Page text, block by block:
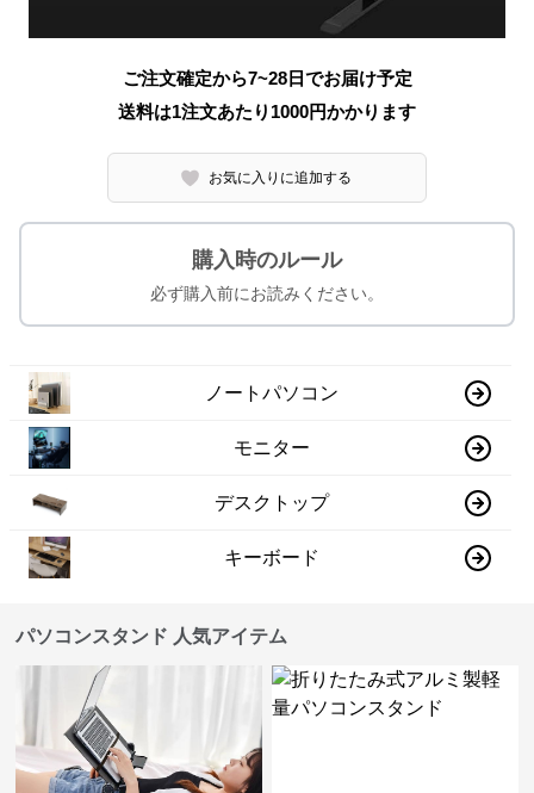
ご注文確定から7~28日でお届け予定
送料は1注文あたり 1000円かかります
お気に入りに追加する
購入時のルール
必ず購入前にお読みください。
ノートパソコン
モニター
デスクトップ
キーボード
パソコンスタンド 人気アイテム